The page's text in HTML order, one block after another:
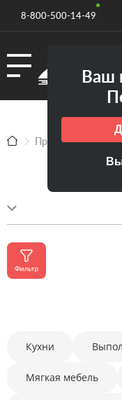
8-800-500-14-49
Ваш
Продукция
кухни
Коллекция
Материал
Цвет
Цена
Длина,Кухни
Мягкая мебель